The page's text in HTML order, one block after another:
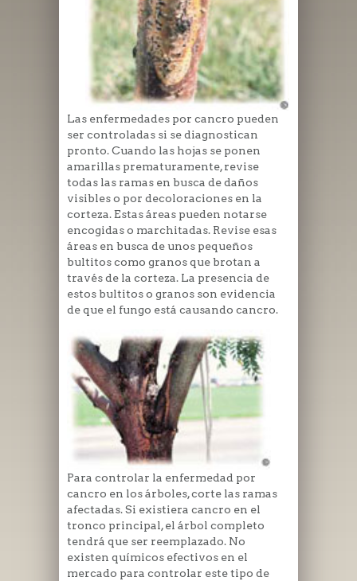
Las enfermedades por cancro pueden
ser controladas si se diagnostican
pronto. Cuando las hojas se ponen
amarillas prematuramente, revise
todas las ramas en busca de daños
visibles o por decoloraciones en la
corteza. Estas áreas pueden notarse
encogidas o marchitadas. Revise esas
áreas en busca de unos pequeños
bultitos como granos que brotan a
través de la corteza. La presencia de
estos bultitos o granos son evidencia
de que el fungo está causando cancro.
Para controlar la enfermedad por
cancro en los árboles, corte las ramas
afectadas. Si existiera cancro en el
tronco principal, el árbol completo
tendrá que ser reemplazado. No
existen químicos efectivos en el
mercado para controlar este tipo de